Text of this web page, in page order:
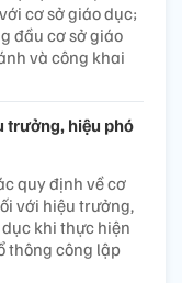
cơ sở giáo dục;
đầu cơ sở giáo
và công khai
trưởng, hiệu phó
quy định về cơ
với hiệu trưởng,
khi thực hiện
thông công lập